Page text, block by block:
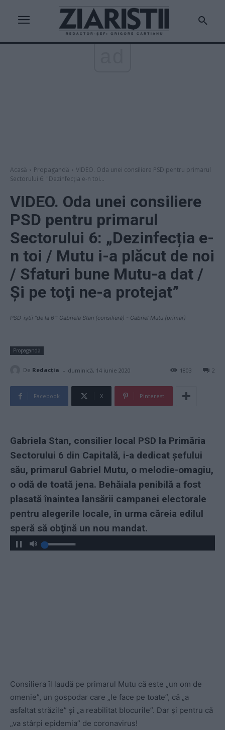
Acasă Propagandă
VIDEO. Oda unei consiliere PSD pentru primarul
Sectorului 6: "Dezinfecția e-n toi...
VIDEO. Oda unei consiliere
PSD pentru primarul
Sectorului 6: „Dezinfecția e-
n toi / Mutu i-a plăcut de noi
/ Sfaturi bune Mutu-a dat /
Și pe toţi ne-a protejat”
PSD-iștii "de la 6": Gabriela Stan (consilieră) - Gabriel Mutu (primar)
Propagandă
De Redacţia - duminică, 14 iunie 2020 2
1803
Facebook X Pinterest
Gabriela Stan, consilier local PSD la Primăria
Sectorului 6 din Capitală, i-a dedicat şefului
său, primarul Gabriel Mutu, o melodie-omagiu,
o odă de toată jena. Behăiala penibilă a fost
plasată înaintea lansării campanei electorale
pentru alegerile locale, în urma căreia edilul
speră să obţină un nou mandat.
Consiliera îl laudă pe primarul Mutu că este „un om de
omenie”, un gospodar care „le face pe toate”, că „a
asfaltat străzile” şi „a reabilitat blocurile”. Dar și pentru că
„va stârpi epidemia” de coronavirus!